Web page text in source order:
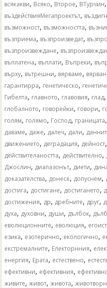
всякакви, Всяко, Второе, ВТурчин,
въздействияМегапроектът,
възможност, възможността,
възприема, възпроизведат,
възпроизвеждане,
въплатена, въплати, Въпреки,
върху, вътрешни, вярваме,
гарантирра, генетическо,
Гибелта, главното, главовия, глад,
глобалното, говорейки, говори,
голям, голямо, Господ, границата,
даваме, даже, далеч, дали,
движението, деградация, дейност,
действителаността, действително,
Джослин, диапазонът, диети,
доказателства, донесе, допуснем,
достига, достигане, достигането,
достижения, др, дребните, друг,
духа, духовни, души, дълбок,
еволюционните, еволюция,
езика, езотерично, екологично,
екстремалните, Електорнния,
енергия, Ерата, естествено,
ефективни, ефективния,
живите,живот,живота,